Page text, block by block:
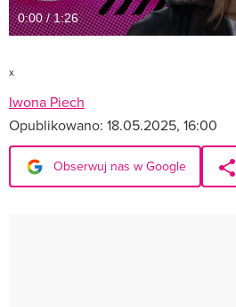
0:00 / 1:26
x
Iwona Piech
Opublikowano: 18.05.2025, 16:00
Obserwuj nas w Google